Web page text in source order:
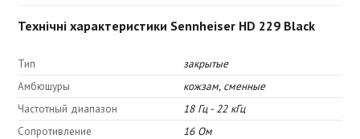
Технічні характеристики Sennheiser HD 229 Black
Тип
закрытые
Амбюшуры
кожзам, сменные
Частотный диапазон
18 Гц - 22 кГц
Сопротивление
16 Ом